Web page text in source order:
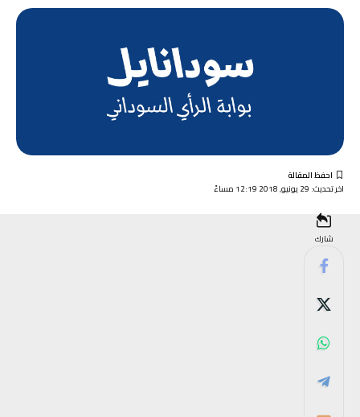
اخر تحديث: 29 يونيو, 2018 12:19 مساءً
شارك